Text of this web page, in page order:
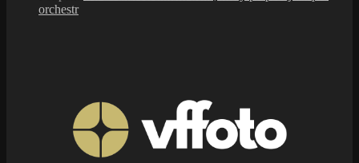
Dig Deeper with… Jazzman Records
forget what you think you know about